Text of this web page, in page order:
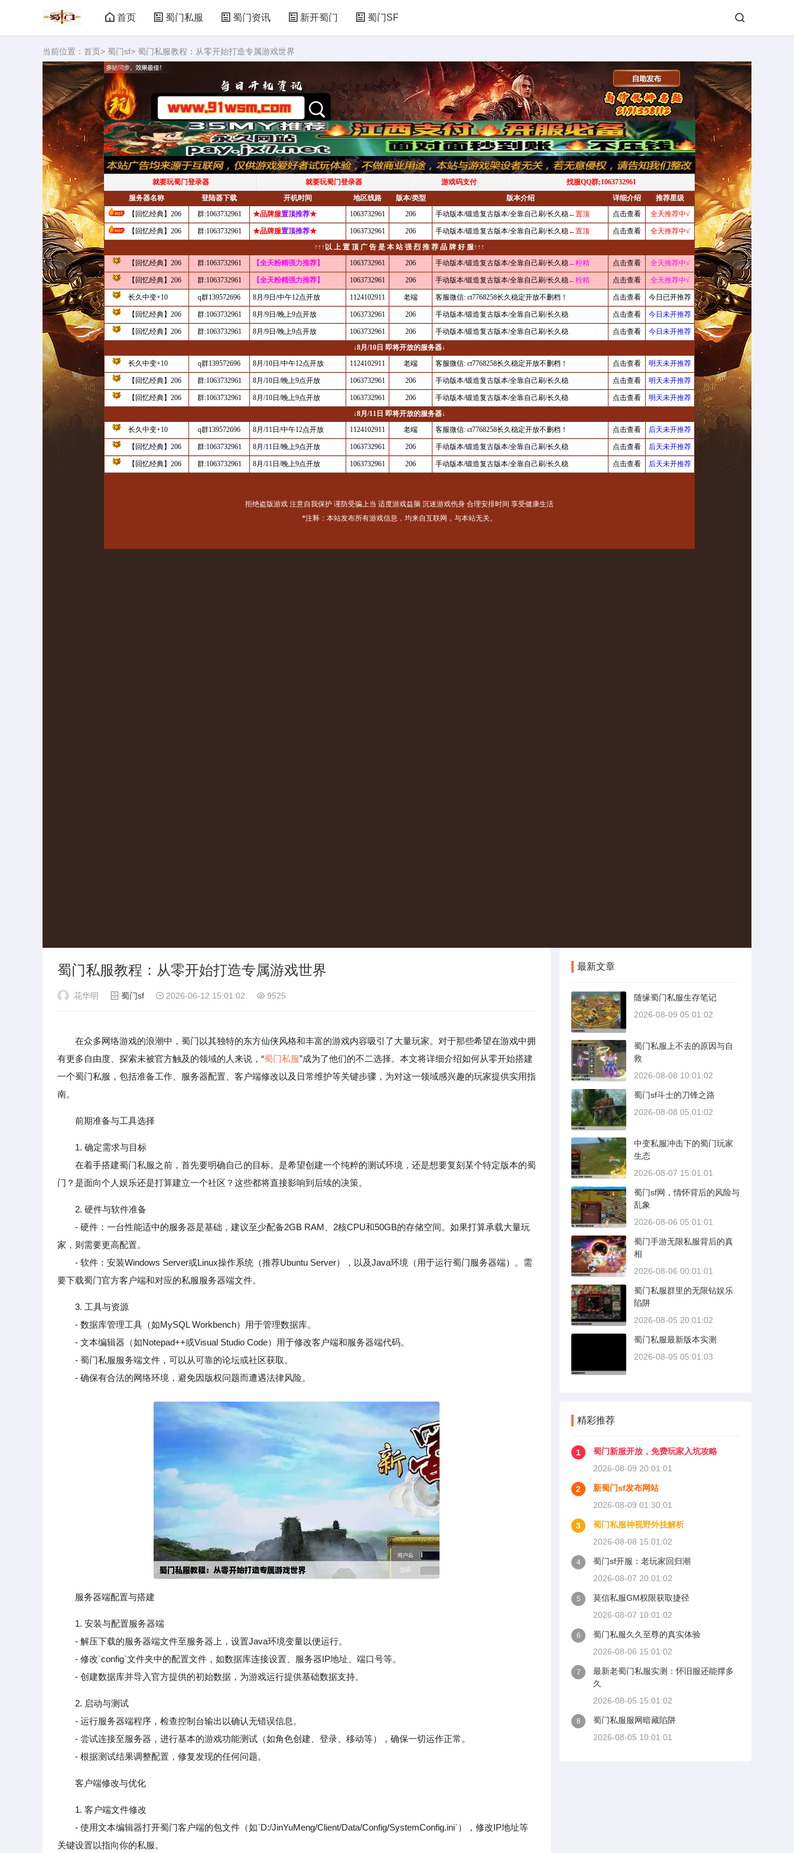
首页 蜀门私服 蜀门资讯 新开蜀门 蜀门SF
当前位置： 首页> 蜀门sf> 蜀门私服教程：从零开始打造专属游戏世界
蜀门私服教程：从零开始打造专属游戏世界
花华明 蜀门sf 2026-06-12 15:01:02 9525
在众多网络游戏的浪潮中，蜀门以其独特的东方仙侠风格和丰富的游戏内容吸引了大量玩家。对于那些希望在游戏中拥
有更多自由度、探索未被官方触及的领域的人来说，“蜀门私服”成为了他们的不二选择。本文将详细介绍如何从零开始搭建
一个蜀门私服，包括准备工作、服务器配置、客户端修改以及日常维护等关键步骤，为对这一领域感兴趣的玩家提供实用指
南。
前期准备与工具选择
1. 确定需求与目标
在着手搭建蜀门私服之前，首先要明确自己的目标。是希望创建一个纯粹的测试环境，还是想要复刻某个特定版本的蜀
门？是面向个人娱乐还是打算建立一个社区？这些都将直接影响到后续的决策。
2. 硬件与软件准备
- 硬件：一台性能适中的服务器是基础，建议至少配备2GB RAM、2核CPU和50GB的存储空间。如果打算承载大量玩
家，则需要更高配置。
- 软件：安装Windows Server或Linux操作系统（推荐Ubuntu Server），以及Java环境（用于运行蜀门服务器端）。需
要下载蜀门官方客户端和对应的私服服务器端文件。
3. 工具与资源
- 数据库管理工具（如MySQL Workbench）用于管理数据库。
- 文本编辑器（如Notepad++或Visual Studio Code）用于修改客户端和服务器端代码。
- 蜀门私服服务端文件，可以从可靠的论坛或社区获取。
- 确保有合法的网络环境，避免因版权问题而遭遇法律风险。
服务器端配置与搭建
1. 安装与配置服务器端
- 解压下载的服务器端文件至服务器上，设置Java环境变量以便运行。
- 修改`config`文件夹中的配置文件，如数据库连接设置、服务器IP地址、端口号等。
- 创建数据库并导入官方提供的初始数据，为游戏运行提供基础数据支持。
2. 启动与测试
- 运行服务器端程序，检查控制台输出以确认无错误信息。
- 尝试连接至服务器，进行基本的游戏功能测试（如角色创建、登录、移动等），确保一切运作正常。
- 根据测试结果调整配置，修复发现的任何问题。
客户端修改与优化
1. 客户端文件修改
- 使用文本编辑器打开蜀门客户端的包文件（如`D:/JinYuMeng/Client/Data/Config/SystemConfig.ini`），修改IP地址等
关键设置以指向你的私服。
最新文章
随缘蜀门私服生存笔记
2026-08-09 05:01:02
蜀门私服上不去的原因与自
救
2026-08-08 10:01:02
蜀门sf斗士的刀锋之路
2026-08-08 05:01:02
中变私服冲击下的蜀门玩家
生态
2026-08-07 15:01:01
蜀门sf网，情怀背后的风险与
乱象
2026-08-06 05:01:01
蜀门手游无限私服背后的真
相
2026-08-06 00:01:01
蜀门私服群里的无限钻娱乐
陷阱
2026-08-05 20:01:02
蜀门私服最新版本实测
2026-08-05 05:01:03
精彩推荐
1
蜀门新服开放，免费玩家入坑攻略
2026-08-09 20:01:01
2
新蜀门sf发布网站
2026-08-09 01:30:01
3
蜀门私服神视野外挂解析
2026-08-08 15:01:02
4
蜀门sf开服：老玩家回归潮
2026-08-07 20:01:02
5
莫信私服GM权限获取捷径
2026-08-07 10:01:02
6
蜀门私服久久至尊的真实体验
2026-08-06 15:01:02
7
最新老蜀门私服实测：怀旧服还能撑多
久
2026-08-05 15:01:02
8
蜀门私服服网暗藏陷阱
2026-08-05 10:01:01